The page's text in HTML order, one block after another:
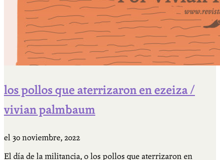
los pollos que aterrizaron en ezeiza /
vivian palmbaum
el 30 noviembre, 2022
El día de la militancia, o los pollos que aterrizaron en